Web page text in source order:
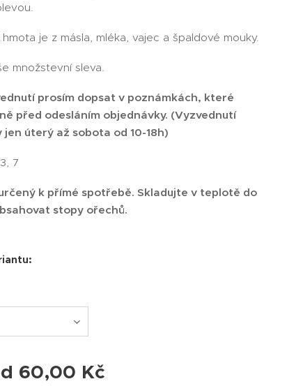
je z másla, mléka, vajec a špaldové mouky.
množstevní sleva.
prosím dopsat v poznámkách, které
před odesláním objednávky. (Vyzvednutí
jen úterý až sobota od 10-18h)
7
k přímé spotřebě. Skladujte v teplotě do
stopy ořechů.
60,00 Kč